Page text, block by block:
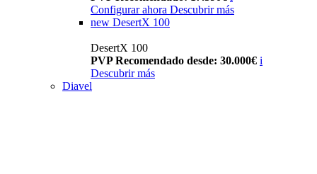
Configurar ahora Descubrir más
new DesertX 100
DesertX 100
PVP Recomendado desde: 30.000€ i
Descubrir más
Diavel